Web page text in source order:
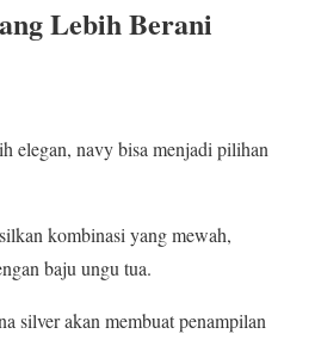
Lebih Berani
elegan, navy bisa menjadi pilihan
kombinasi yang mewah,
baju ungu tua.
silver akan membuat penampilan